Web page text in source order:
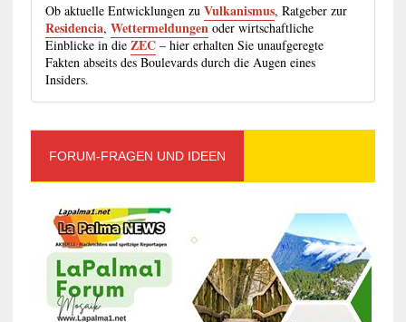
Ob aktuelle Entwicklungen zu Vulkanismus, Ratgeber zur
Residencia, Wettermeldungenoder wirtschaftliche
Einblicke in die ZEC– hier erhalten Sie unaufgeregte
Fakten abseits des Boulevards durch die Augen eines
Insiders.
FORUM-FRAGEN UND IDEEN